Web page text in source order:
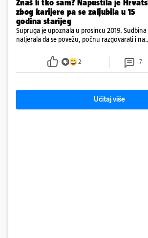
Znaš li tko sam? Napustila je
zbog karijere pa se zaljubila u 15
godina starijeg
Supruga je upoznala u prosincu 2019. Sudbina
natjerala da se povežu, počnu razgovarati i na
2 7
Učitaj više